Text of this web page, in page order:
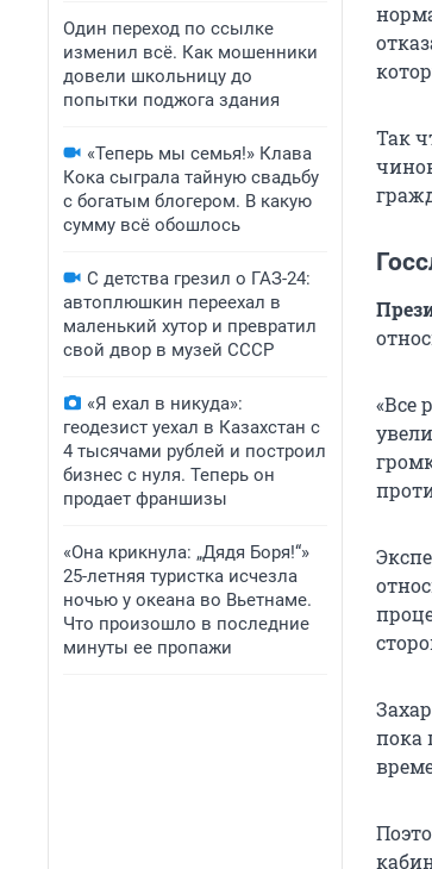
Один переход по ссылке
изменил всё. Как мошенники
довели школьницу до
попытки поджога здания
«Теперь мы семья!» Клава
Кока сыграла тайную свадьбу
с богатым блогером. В какую
сумму всё обошлось
С детства грезил о ГАЗ-24:
автоплюшкин переехал в
маленький хутор и превратил
свой двор в музей СССР
«Я ехал в никуда»:
геодезист уехал в Казахстан с
4 тысячами рублей и построил
бизнес с нуля. Теперь он
продает франшизы
«Она крикнула: „Дядя Боря!“»
25-летняя туристка исчезла
ночью у океана во Вьетнаме.
Что произошло в последние
минуты ее пропажи
Так
«Все
пока